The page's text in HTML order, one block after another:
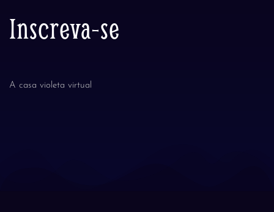
Inscreva-se
A casa violeta virtual